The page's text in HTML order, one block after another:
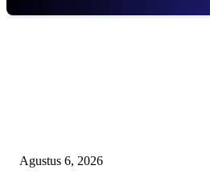
Agustus 6, 2026